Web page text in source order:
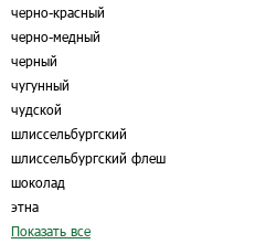
черно-красный
черно-медный
черный
чугунный
чудской
шлиссельбургский
шлиссельбургский флеш
шоколад
этна
Показать все